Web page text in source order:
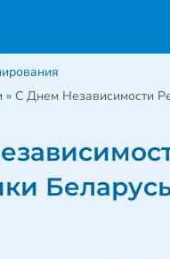
» С Днем Независимости